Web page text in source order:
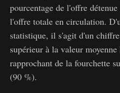
pourcentage de l'offre
l'offre totale en circulation.
statistique, il s'agit d'un
supérieur à la valeur
rapprochant de la fourchette
(90 %).